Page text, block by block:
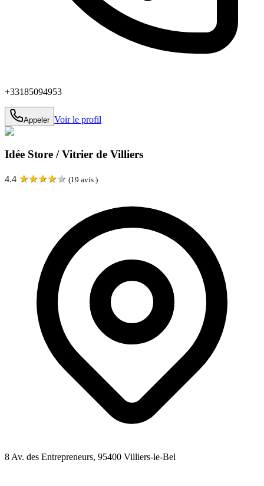
+33185094953
Appeler Voir le profil
Idée Store / Vitrier de Villiers
4.4 ★★★★★ (19 avis )
8 Av. des Entrepreneurs, 95400 Villiers-le-Bel